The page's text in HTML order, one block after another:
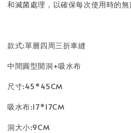
和滅菌處理，以確保每次使用時的無
款式:單層四周三折車縫
中間圓型開洞+吸水布
尺寸:45*45CM
吸水布:17*17CM
洞大小:9CM